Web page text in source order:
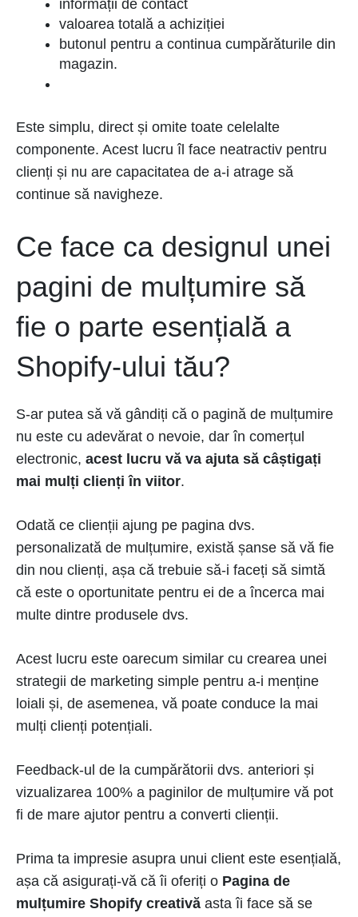
informații de contact
valoarea totală a achiziției
butonul pentru a continua cumpărăturile din
magazin.
Este simplu, direct și omite toate celelalte
componente. Acest lucru îl face neatractiv pentru
clienți și nu are capacitatea de a-i atrage să
continue să navigheze.
Ce face ca designul unei
pagini de mulțumire să
fie o parte esențială a
Shopify-ului tău?
S-ar putea să vă gândiți că o pagină de mulțumire
nu este cu adevărat o nevoie, dar în comerțul
electronic, acest lucru vă va ajuta să câștigați
mai mulți clienți în viitor.
Odată ce clienții ajung pe pagina dvs.
personalizată de mulțumire, există șanse să vă fie
din nou clienți, așa că trebuie să-i faceți să simtă
că este o oportunitate pentru ei de a încerca mai
multe dintre produsele dvs.
Acest lucru este oarecum similar cu crearea unei
strategii de marketing simple pentru a-i menține
loiali și, de asemenea, vă poate conduce la mai
mulți clienți potențiali.
Feedback-ul de la cumpărătorii dvs. anteriori și
vizualizarea 100% a paginilor de mulțumire vă pot
fi de mare ajutor pentru a converti clienții.
Prima ta impresie asupra unui client este esențială,
așa că asigurați-vă că îi oferiți o Pagina de
mulțumire Shopify creativă asta îi face să se